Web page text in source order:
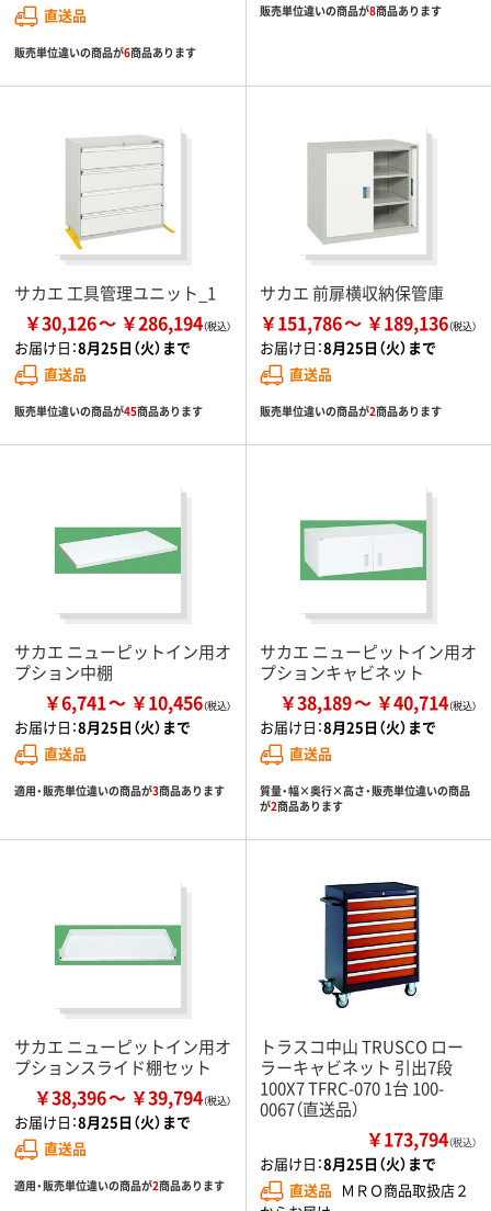
直送品
販売単位違いの商品が6商品あります
販売単位違いの商品が8商品あります
サカエ 工具管理ユニット_1
￥30,126 ￥286,194
お届け日：8月25日（火）まで
直送品
販売単位違いの商品が45商品あります
サカエ 前扉横収納保管庫
￥151,786 ￥189,136
お届け日：8月25日（火）まで
直送品
販売単位違いの商品が2商品あります
サカエ ニューピットイン用オ
プション中棚
￥6,741 ￥10,456
お届け日：8月25日（火）まで
直送品
適用・販売単位違いの商品が3商品あります
サカエ ニューピットイン用オ
プションキャビネット
￥38,189 ￥40,714
お届け日：8月25日（火）まで
直送品
質量・幅×奥行×高さ・販売単位違いの商品
が2商品あります
サカエ ニューピットイン用オ
プションスライド棚セット
￥38,396 ￥39,794
お届け日：8月25日（火）まで
直送品
適用・販売単位違いの商品が2商品あります
トラスコ中山 TRUSCO ロー
ラーキャビネット 引出7段
100X7 TFRC-070 1台 100-
0067（直送品）
￥173,794（税込）
お届け日：8月25日（火）まで
直送品 ＭＲＯ商品取扱店２